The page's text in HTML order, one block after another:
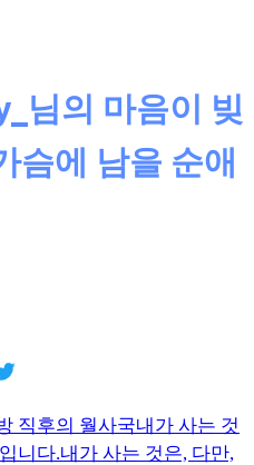
님의 마음이 빚
슴에 남을 순애
직후의 월사국내가 사는 것
니다.내가 사는 것은, 다만,